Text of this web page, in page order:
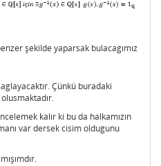
şekilde yaparsak bulacagımız
Çünkü buradaki
kalır ki bu da halkamızın
var dersek cisim oldugunu